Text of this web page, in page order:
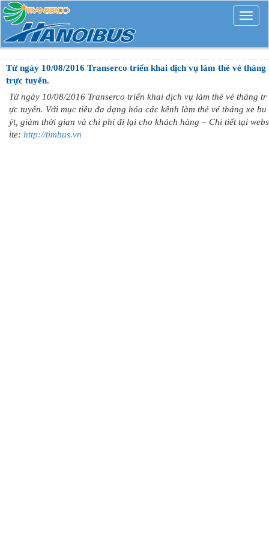
Mở
rộng
Từ ngày 10/08/2016 Transerco triển khai dịch vụ làm thẻ vé tháng
trực tuyến.
Từ ngày 10/08/2016 Transerco triển khai dịch vụ làm thẻ vé tháng tr
ực tuyến. Với mục tiêu đa dạng hóa các kênh làm thẻ vé tháng xe bu
ýt, giảm thời gian và chi phí đi lại cho khách hàng – Chi tiết tại webs
ite: http://timbus.vn